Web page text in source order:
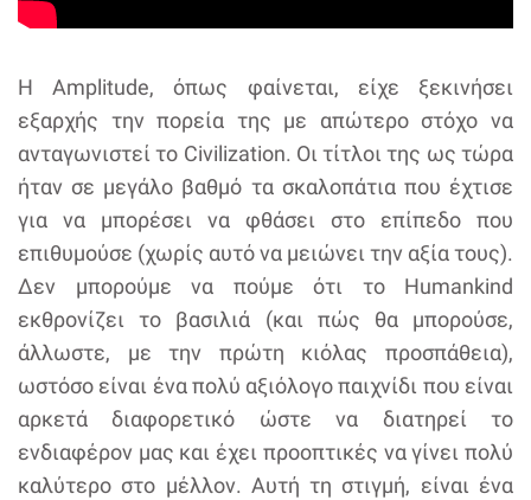
Η Amplitude, όπως φαίνεται, είχε ξεκινήσει
εξαρχής την πορεία της με απώτερο στόχο να
ανταγωνιστεί το Civilization. Οι τίτλοι της ως τώρα
ήταν σε μεγάλο βαθμό τα σκαλοπάτια που έχτισε
για να μπορέσει να φθάσει στο επίπεδο που
επιθυμούσε (χωρίς αυτό να μειώνει την αξία τους).
Δεν μπορούμε να πούμε ότι το Humankind
εκθρονίζει το βασιλιά (και πώς θα μπορούσε,
άλλωστε, με την πρώτη κιόλας προσπάθεια),
ωστόσο είναι ένα πολύ αξιόλογο παιχνίδι που είναι
αρκετά διαφορετικό ώστε να διατηρεί το
ενδιαφέρον μας και έχει προοπτικές να γίνει πολύ
καλύτερο στο μέλλον. Αυτή τη στιγμή, είναι ένα